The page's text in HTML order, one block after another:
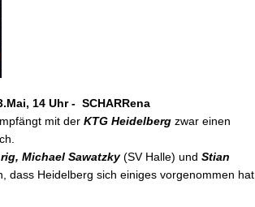
14 Uhr - SCHARRena
mit der KTG Heidelberg zwar einen
Michael Sawatzky(SV Halle) und Stian
dass Heidelberg sich einiges vorgenommen hat